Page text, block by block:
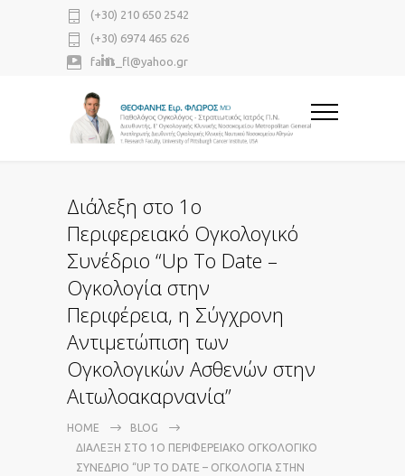
(+30) 210 650 2542
(+30) 6974 465 626
fanis_fl@yahoo.gr
Διάλεξη στο 1ο
Περιφερειακό Ογκολογικό
Συνέδριο “Up To Date –
Ογκολογία στην
Περιφέρεια, η Σύγχρονη
Αντιμετώπιση των
Ογκολογικών Ασθενών στην
Αιτωλοακαρνανία”
HOME
BLOG
ΔΙΆΛΕΞΗ ΣΤΟ 1Ο ΠΕΡΙΦΕΡΕΙΑΚΌ ΟΓΚΟΛΟΓΙΚΌ
ΣΥΝΈΔΡΙΟ “UP TO DATE – ΟΓΚΟΛΟΓΊΑ ΣΤΗΝ